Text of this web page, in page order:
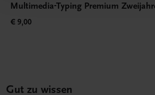
Multimedia-Typing Premium
€ 9,00
Gut zu wissen